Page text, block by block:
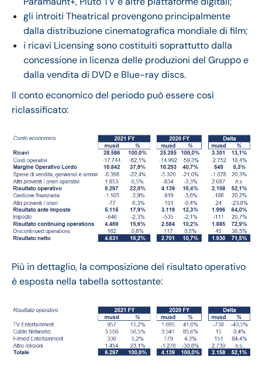
gli introiti Theatrical provengono principalmente
dalla distribuzione cinematografica mondiale di film;
i ricavi Licensing sono costituiti soprattutto dalla
concessione in licenza delle produzioni del Gruppo e
dalla vendita di DVD e Blue-ray discs.
Il conto economico del periodo può essere così
riclassificato:
Più in dettaglio, la composizione del risultato operativo
è esposta nella tabella sottostante: